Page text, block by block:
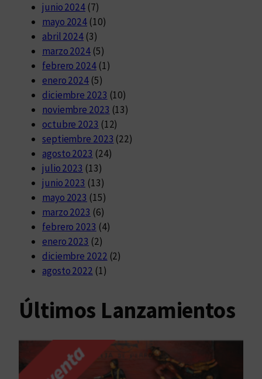
junio 2024 (7)
mayo 2024 (10)
abril 2024 (3)
marzo 2024 (5)
febrero 2024(1)
enero 2024 (5)
diciembre 2023 (10)
noviembre 2023 (13)
octubre 2023 (12)
septiembre 2023 (22)
agosto 2023 (24)
julio 2023 (13)
junio 2023 (13)
mayo 2023 (15)
marzo 2023 (6)
febrero 2023 (4)
enero 2023 (2)
diciembre 2022 (2)
agosto 2022 (1)
Últimos Lanzamientos